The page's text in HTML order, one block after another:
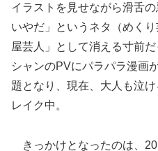
イラストを見せながら滑舌
いやだ」というネタ（めく
屋芸人」として消える寸前
シャンのPVにパラパラ漫画
題となり、現在、大人も泣
レイク中。
きっかけとなったのは、